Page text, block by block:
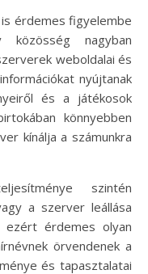
érdemes figyelembe
nagyban
weboldalai és
nyújtanak
és a játékosok
könnyebben
kínálja a számunkra
szintén
a szerver leállása
érdemes olyan
örvendenek a
és tapasztalatai